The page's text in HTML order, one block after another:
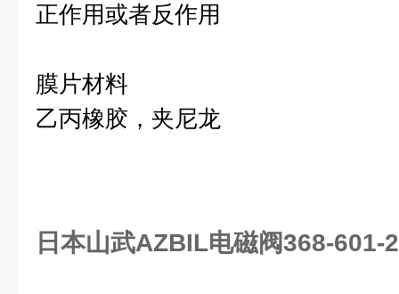
正作用或者反作用
膜片材料
乙丙橡胶，夹尼龙
日本山武AZBIL电磁阀368-601-